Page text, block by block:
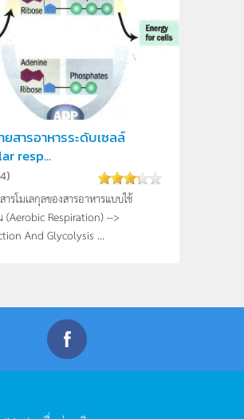
ยสารอาหารระดับเซลล์
resp...
)
ารโมเลกุลของสารอาหารแบบใช้
(Aerobic Respiration) -->
And Glycolysis ...